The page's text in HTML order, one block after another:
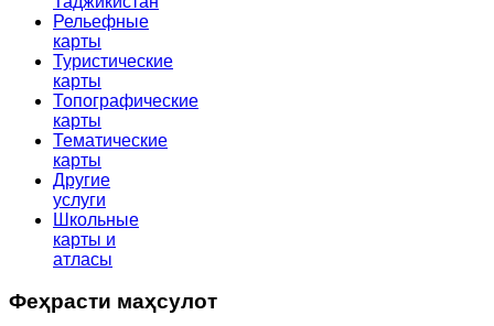
Рельефные
карты
Туристические
карты
Топографические
карты
Тематические
карты
Другие
услуги
Школьные
карты и
атласы
Феҳрасти маҳсулот